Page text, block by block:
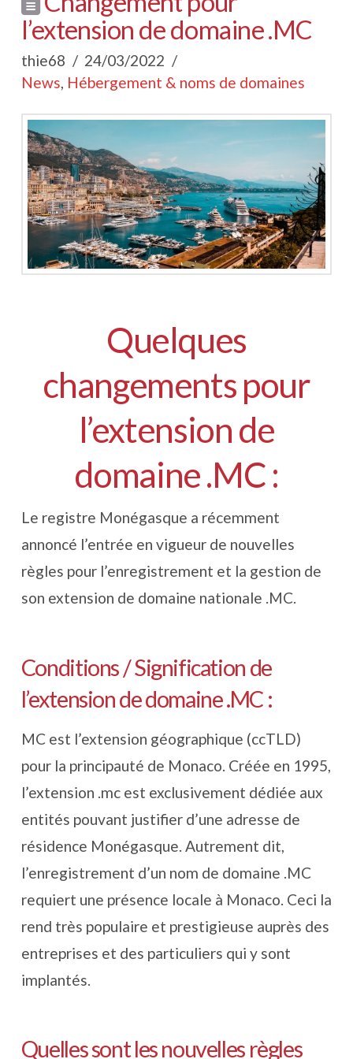
l’extension de domaine .MC
thie68
24/03/2022
News Hébergement & noms de domaines
Quelques
changements pour
l’extension de
domaine .MC :
Le registre Monégasque a récemment
annoncé l’entrée en vigueur de nouvelles
règles pour l’enregistrement et la gestion de
son extension de domaine nationale .MC.
Conditions / Signification de
l’extension de domaine .MC :
MC est l’extension géographique (ccTLD)
pour la principauté de Monaco. Créée en 1995,
l’extension .mc est exclusivement dédiée aux
entités pouvant justifier d’une adresse de
résidence Monégasque. Autrement dit,
l’enregistrement d’un nom de domaine .MC
requiert une présence locale à Monaco. Ceci la
rend très populaire et prestigieuse auprès des
entreprises et des particuliers qui y sont
implantés.
Quelles sont les nouvelles règles